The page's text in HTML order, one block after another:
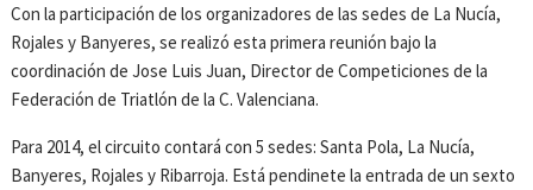
Con la participación de los organizadores de las sedes de La Nucía,
Rojales y Banyeres, se realizó esta primera reunión bajo la
coordinación de Jose Luis Juan, Director de Competiciones de la
Federación de Triatlón de la C. Valenciana.
Para 2014, el circuito contará con 5 sedes: Santa Pola, La Nucía,
Banyeres, Rojales y Ribarroja. Está pendinete la entrada de un sexto